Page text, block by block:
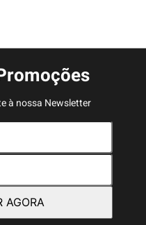
à nossa Newsletter
AGORA